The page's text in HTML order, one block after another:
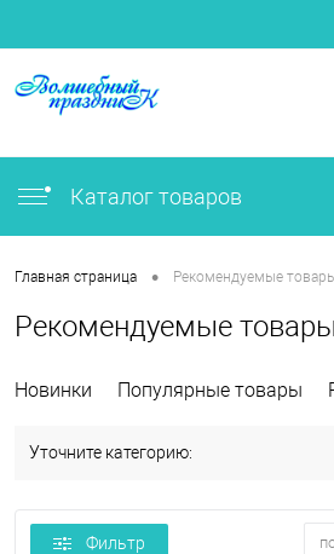
Каталог товаров
Главная страница • Рекомендуемые
Рекомендуемые товары
Новинки Популярные товары
Уточните категорию:
Фильтр